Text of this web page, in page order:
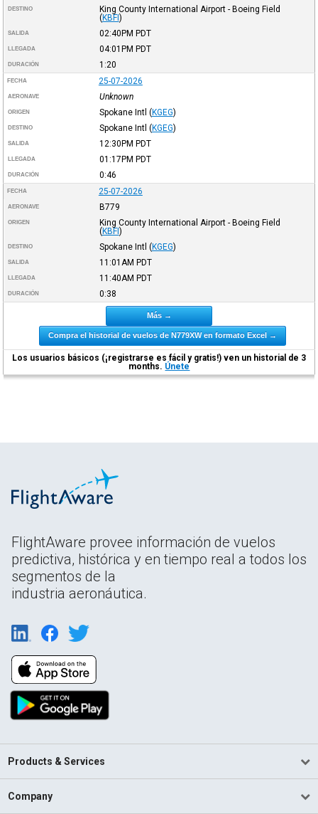
DESTINO
King County International Airport - Boeing Field
(KBFI )
SALIDA 02:40PM PDT
LLEGADA 04:01PM PDT
DURACIÓN 1:20
FECHA 25-07-2026
AERONAVE Unknown
ORIGEN Spokane Intl (KGEG)
DESTINO Spokane Intl (KGEG)
SALIDA 12:30PM PDT
LLEGADA 01:17PM PDT
DURACIÓN 0:46
FECHA 25-07-2026
AERONAVE B779
ORIGEN
King County International Airport - Boeing Field
(KBFI )
DESTINO Spokane Intl (KGEG)
SALIDA 11:01AM PDT
LLEGADA 11:40AM PDT
DURACIÓN 0:38
Más →
Compra el historial de vuelos de N779XW en formato Excel →
Los usuarios básicos (¡registrarse es fácil y gratis!) ven un historial de 3
months. Únete
FlightAware provee información de vuelos
predictiva, histórica y en tiempo real a todos los
segmentos de la
industria aeronáutica.
Products & Services
Company